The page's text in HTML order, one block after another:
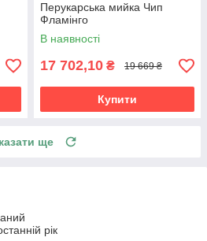
Перукарська мийка Чип
Фламінго
В наявності
17 702,10 ₴ 19 669 ₴
Купити
ще
рік